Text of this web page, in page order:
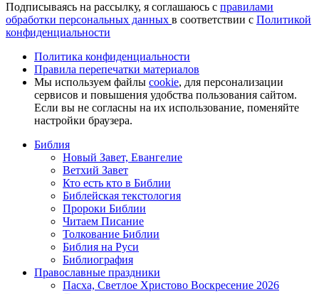
Подписываясь на рассылку, я соглашаюсь с правилами
обработки персональных данных в соответствии с Политикой
конфиденциальности
Политика конфиденциальности
Правила перепечатки материалов
Мы используем файлы cookie, для персонализации
сервисов и повышения удобства пользования сайтом.
Если вы не согласны на их использование, поменяйте
настройки браузера.
Библия
Новый Завет, Евангелие
Ветхий Завет
Кто есть кто в Библии
Библейская текстология
Пророки Библии
Читаем Писание
Толкование Библии
Библия на Руси
Библиография
Православные праздники
Пасха, Светлое Христово Воскресение 2026